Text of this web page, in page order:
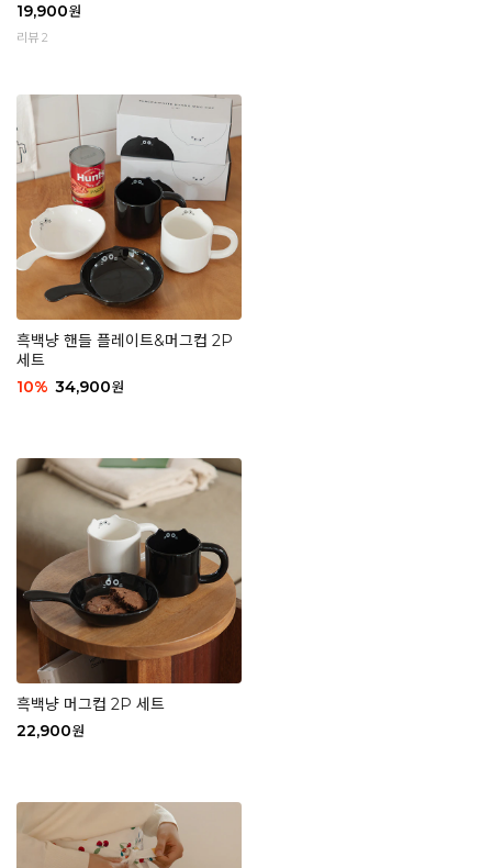
19,900원
리뷰 2
흑백냥 핸들 플레이트&머그컵 2P
세트
10% 34,900원
흑백냥 머그컵 2P 세트
22,900원